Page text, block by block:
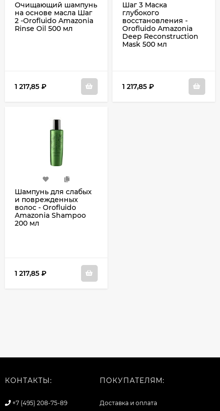
Очищающий шампунь
на основе масла Шаг
2 -Orofluido Amazonia
Rinse Oil 500 мл
1 217,85 ₽
Шаг 3 Маска
глубокого
восстановления -
Orofluido Amazonia
Deep Reconstruction
Mask 500 мл
1 217,85 ₽
Шампунь для слабых
и поврежденных
волос - Orofluido
Amazonia Shampoo
200 мл
1 217,85 ₽
КОНТАКТЫ:
+7 (495) 208-75-89
ПОКУПАТЕЛЯМ:
Доставка и оплата